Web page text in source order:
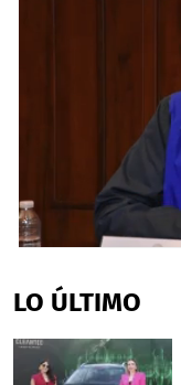
of
2
31
seconds
LO ÚLTIMO